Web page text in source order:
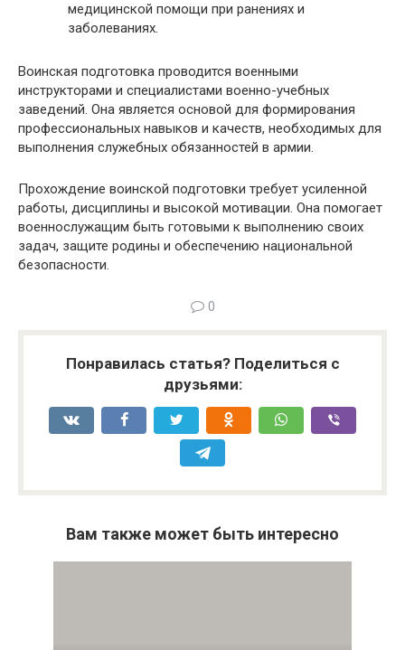
медицинской помощи при ранениях и
заболеваниях.
Воинская подготовка проводится военными
инструкторами и специалистами военно-учебных
заведений. Она является основой для формирования
профессиональных навыков и качеств, необходимых для
выполнения служебных обязанностей в армии.
Прохождение воинской подготовки требует усиленной
работы, дисциплины и высокой мотивации. Она помогает
военнослужащим быть готовыми к выполнению своих
задач, защите родины и обеспечению национальной
безопасности.
0
Понравилась статья? Поделиться с
друзьями:
Вам также может быть интересно